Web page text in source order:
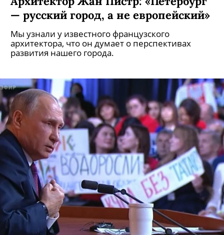
— русский город, а не европейский»
Мы узнали у известного французского
архитектора, что он думает о перспективах
развития нашего города.